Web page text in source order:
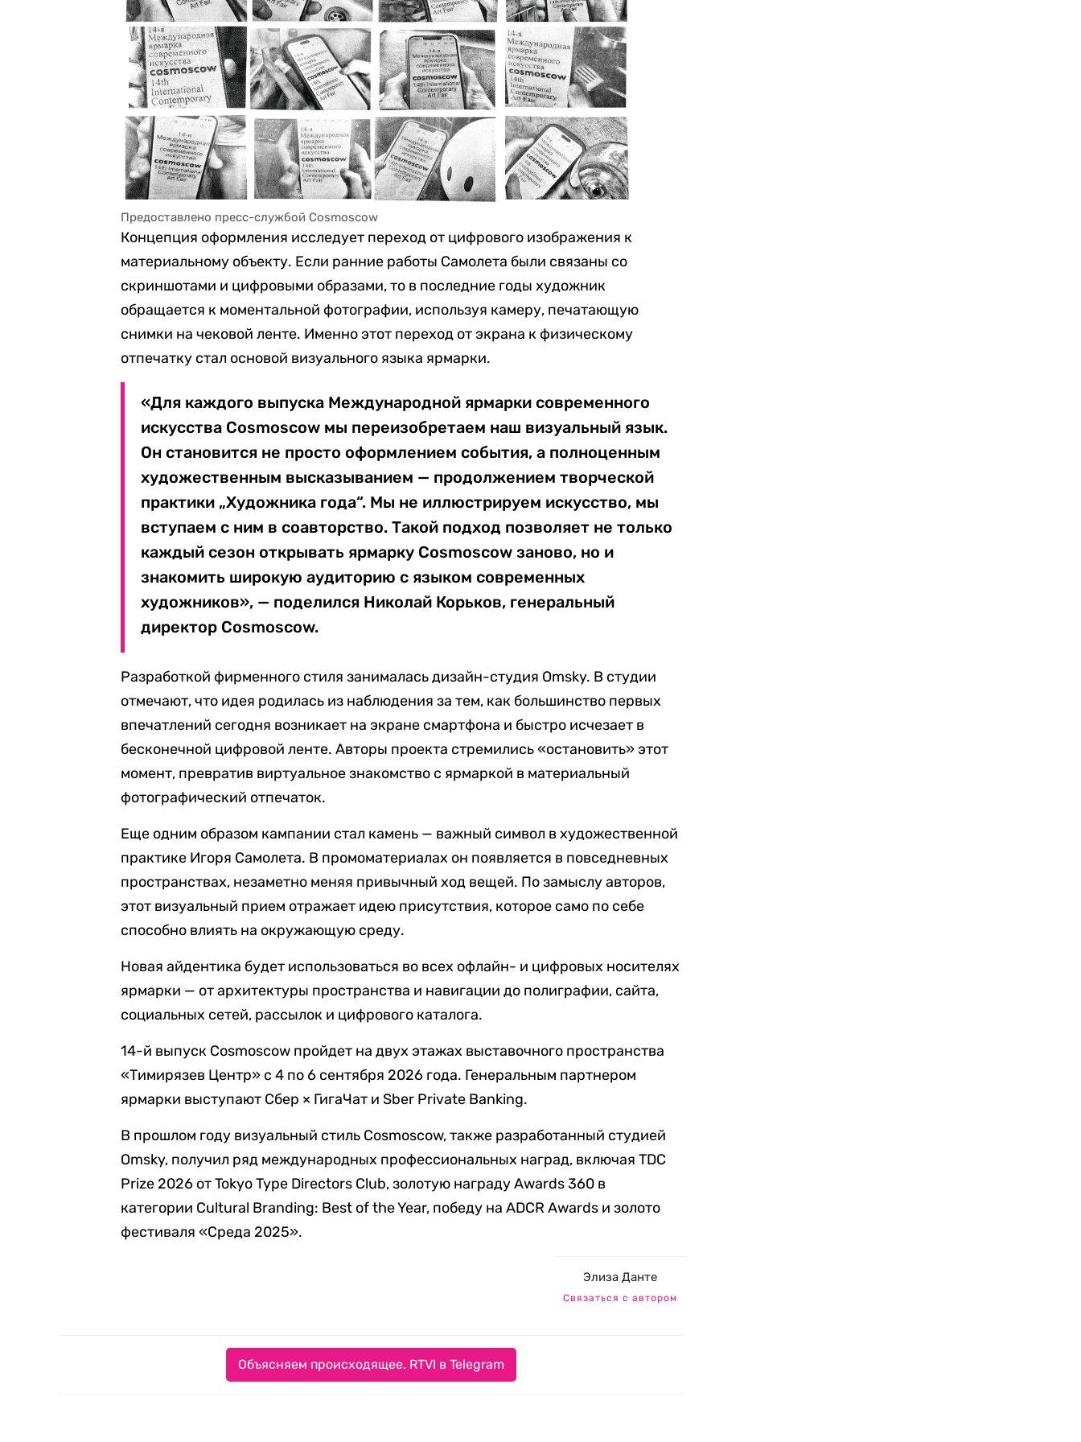
Предоставлено пресс-службой Cosmoscow
Концепция оформления исследует переход от цифрового изображения к
материальному объекту. Если ранние работы Самолета были связаны со
скриншотами и цифровыми образами, то в последние годы художник
обращается к моментальной фотографии, используя камеру, печатающую
снимки на чековой ленте. Именно этот переход от экрана к физическому
отпечатку стал основой визуального языка ярмарки.
«Для каждого выпуска Международной ярмарки современного
искусства Cosmoscow мы переизобретаем наш визуальный язык.
Он становится не просто оформлением события, а полноценным
художественным высказыванием — продолжением творческой
практики „Художника года“. Мы не иллюстрируем искусство, мы
вступаем с ним в соавторство. Такой подход позволяет не только
каждый сезон открывать ярмарку Cosmoscow заново, но и
знакомить широкую аудиторию с языком современных
художников», — поделился Николай Корьков, генеральный
директор Cosmoscow.
Разработкой фирменного стиля занималась дизайн-студия Omsky. В студии
отмечают, что идея родилась из наблюдения за тем, как большинство первых
впечатлений сегодня возникает на экране смартфона и быстро исчезает в
бесконечной цифровой ленте. Авторы проекта стремились «остановить» этот
момент, превратив виртуальное знакомство с ярмаркой в материальный
фотографический отпечаток.
Еще одним образом кампании стал камень — важный символ в художественной
практике Игоря Самолета. В промоматериалах он появляется в повседневных
пространствах, незаметно меняя привычный ход вещей. По замыслу авторов,
этот визуальный прием отражает идею присутствия, которое само по себе
способно влиять на окружающую среду.
Новая айдентика будет использоваться во всех офлайн- и цифровых носителях
ярмарки — от архитектуры пространства и навигации до полиграфии, сайта,
социальных сетей, рассылок и цифрового каталога.
14-й выпуск Cosmoscow пройдет на двух этажах выставочного пространства
«Тимирязев Центр» с 4 по 6 сентября 2026 года. Генеральным партнером
ярмарки выступают Сбер × ГигаЧат и Sber Private Banking.
В прошлом году визуальный стиль Cosmoscow, также разработанный студией
Omsky, получил ряд международных профессиональных наград, включая TDC
Prize 2026 от Tokyo Type Directors Club, золотую награду Awards 360 в
категории Cultural Branding: Best of the Year, победу на ADCR Awards и золото
фестиваля «Среда 2025».
Элиза Данте
Связаться с автором
Объясняем происходящее. RTVI в Telegram